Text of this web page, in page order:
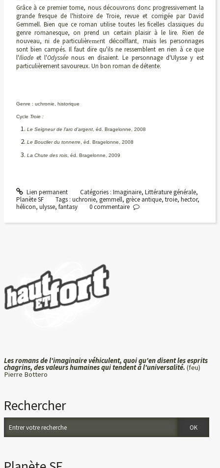
Les romans de l'imaginaire véhiculent, quoi qu'en disent les esprits
chagrins, des valeurs humaines qui tendent à l'universalité. (feu)
Pierre Bottero
Rechercher
Grâce à ce premier tome, nous découvrons donc progressivement la
grande fresque de l'histoire de Troie, revue et corrigée par David
Gemmell. Bien que ce roman utilise toutes les ficelles classiques du
genre romanesque, on prend un certain plaisir à le lire. Rien de
nouveau, ni de particulièrement décoiffant, mais les personnages
sont bien campés. Il faut dire qu'ils ne ressemblent en rien à ce que
l'Iliadeet l'Odysséenous en disaient. Le personnage d'Ulysse y est
particulièrement savoureux. Un bon roman de détente.
Genre : uchronie, historique
Cycle Troie :
Le Seigneur de l’arc d’argent, éd. Bragelonne, 2008
Le Bouclier du tonnerre, éd. Bragelonne, 2008
La Chute des rois, éd. Bragelonne, 2009
Lien permanent Catégories : Imaginaire, Littérature générale,
Planète SF
Tags :uchronie,gemmell,grèce antique,troie,hector,
hélicon, ulysse, fantasy 0commentaire